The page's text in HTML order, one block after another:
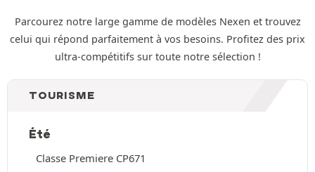
Parcourez notre large gamme de modèles Nexen et trouvez
celui qui répond parfaitement à vos besoins. Profitez des prix
ultra-compétitifs sur toute notre sélection !
TOURISME
Été
Classe Premiere CP671